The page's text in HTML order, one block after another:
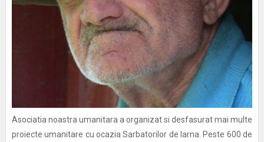
Asociatia noastra umanitara a organizat si desfasurat mai multe
proiecte umanitare cu ocazia Sarbatorilor de Iarna. Peste 600 de